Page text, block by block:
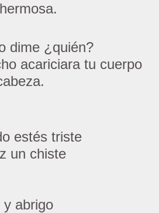
dime ¿quién?
acariciara tu cuerpo
estés triste
un chiste
y abrigo